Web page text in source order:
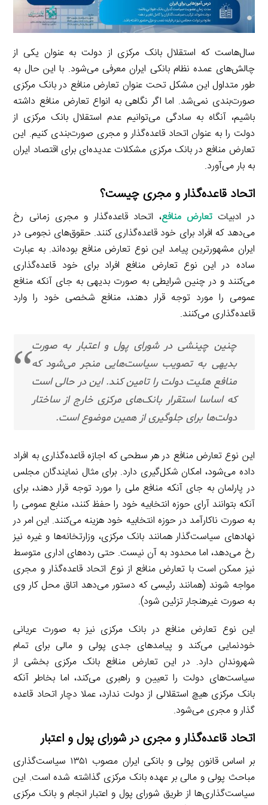
سال‌هاست که استقلال بانک مرکزی از دولت به عنوان یکی از
چالش‌های عمده نظام بانکی ایران معرفی می‌شود. با این حال به
طور متداول این مشکل تحت عنوان تعارض منافع در بانک مرکزی
صورت‌بندی نمی‌شد. اما اگر نگاهی به انواع تعارض منافع داشته
باشیم، آنگاه به سادگی می‌توانیم عدم استقلال بانک مرکزی از
دولت را به عنوان اتحاد قاعده‌گذار و مجری صورت‌بندی کنیم. این
تعارض منافع در بانک مرکزی مشکلات عدیده‌ای برای اقتصاد ایران
به بار می‌آورد.
اتحاد قاعده‌گذار و مجری چیست؟
در ادبیات تعارض منافع، اتحاد قاعده‌گذار و مجری زمانی رخ
می‌دهد که افراد برای خود قاعده‌گذاری کنند. حقوق‌های نجومی در
ایران مشهورترین پیامد این نوع تعارض منافع بوده‌اند. به عبارت
ساده در این نوع تعارض منافع افراد برای خود قاعده‌گذاری
می‌کنند و در چنین شرایطی به صورت بدیهی به جای آنکه منافع
عمومی را مورد توجه قرار دهند، منافع شخصی خود را وارد
قاعده‌گذاری می‌کنند.
چنین چینشی در شورای پول و اعتبار به صورت
بدیهی به تصویب سیاست‌هایی منجر می‌شود که
منافع هئیت دولت را تامین کند. این در حالی است
که اساسا استقرار بانک‌های مرکزی خارج از ساختار
دولت‌ها برای جلوگیری از همین موضوع است.
این نوع تعارض منافع در هر سطحی که اجازه قاعده‌گذاری به افراد
داده می‌شود، امکان شکل‌گیری دارد. برای مثال نمایندگان مجلس
در پارلمان به جای آنکه منافع ملی را مورد توجه قرار دهند، برای
آنکه بتوانند آرای حوزه انتخابیه خود را حفظ کنند، منابع عمومی را
به صورت ناکارآمد در حوزه انتخابیه خود هزینه می‌کنند. این امر در
نهادهای سیاست‌گذار همانند بانک مرکزی، وزارتخانه‌ها و غیره نیز
رخ می‌دهد، اما محدود به آن نیست. حتی رده‌های اداری متوسط
نیز ممکن است با تعارض منافع از نوع اتحاد قاعده‌گذار و مجری
مواجه شوند (همانند رئیسی که دستور می‌دهد اتاق محل کار وی
به صورت غیرهنجار تزئین شود).
این نوع تعارض منافع در بانک مرکزی نیز به صورت عریانی
خودنمایی می‌کند و پیامدهای جدی پولی و مالی برای تمام
شهروندان دارد. در این تعارض منافع بانک مرکزی بخشی از
سیاست‌های دولت را تعیین و راهبری می‌کند، اما بخاطر آنکه
بانک مرکزی هیچ استقلالی از دولت ندارد، عملا دچار اتحاد قاعده
گذار و مجری می‌شود.
اتحاد قاعده‌گذار و مجری در شورای پول و اعتبار
بر اساس قانون پولی و بانکی ایران مصوب ۱۳۵۱ سیاست‌گذاری
مباحث پولی و مالی بر عهده بانک مرکزی گذاشته شده است. این
سیاست‌گذاری‌ها از طریق شورای پول و اعتبار انجام و بانک مرکزی